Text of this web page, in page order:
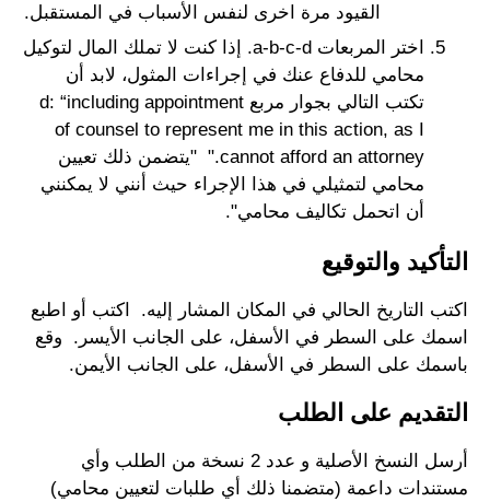
القيود مرة اخرى لنفس الأسباب في المستقبل.
اختر المربعات a-b-c-d. إذا كنت لا تملك المال لتوكيل
محامي للدفاع عنك في إجراءات المثول، لابد أن
تكتب التالي بجوار مربع d: “including appointment
of counsel to represent me in this action, as I
cannot afford an attorney." "يتضمن ذلك تعيين
محامي لتمثيلي في هذا الإجراء حيث أنني لا يمكنني
أن اتحمل تكاليف محامي".
التأكيد والتوقيع
اكتب التاريخ الحالي في المكان المشار إليه. اكتب أو اطبع
اسمك على السطر في الأسفل، على الجانب الأيسر. وقع
باسمك على السطر في الأسفل، على الجانب الأيمن.
التقديم على الطلب
أرسل النسخ الأصلية و عدد 2 نسخة من الطلب وأي
مستندات داعمة (متضمنا ذلك أي طلبات لتعيين محامي)